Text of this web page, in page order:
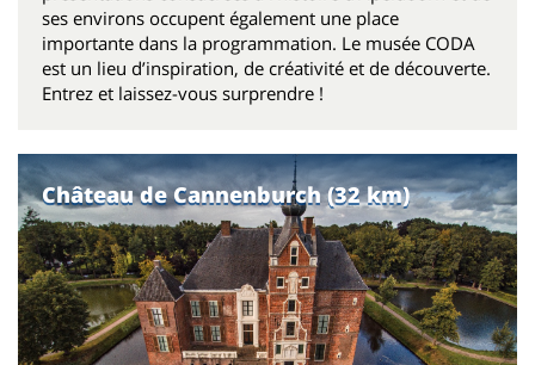
ses environs occupent également une place
importante dans la programmation. Le musée CODA
est un lieu d’inspiration, de créativité et de découverte.
Entrez et laissez-vous surprendre !
Château de Cannenburch (32 km)